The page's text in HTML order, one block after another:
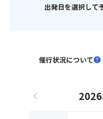
出発日を選択して
催行状況についてhelp
chevron_left